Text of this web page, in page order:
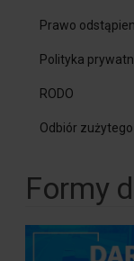
Prawo
Polityka
RODO
Odbiór
Formy